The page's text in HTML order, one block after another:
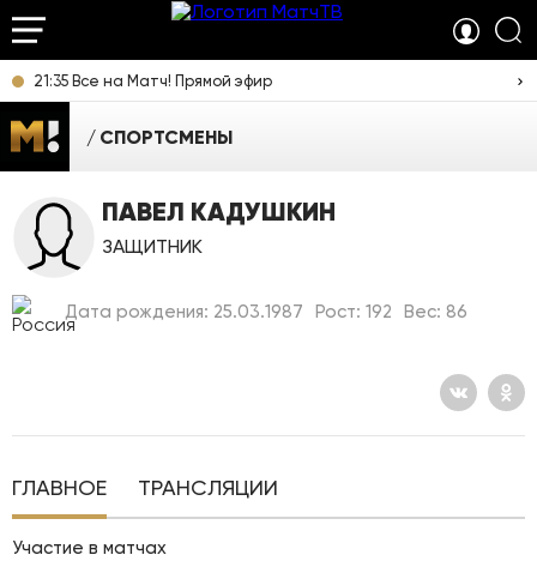
21:35 Все на Матч! Прямой эфир
СПОРТСМЕНЫ
ПАВЕЛ КАДУШКИН
ЗАЩИТНИК
Дата рождения: 25.03.1987 Рост: 192 Вес: 86
ГЛАВНОЕ ТРАНСЛЯЦИИ
Участие в матчах